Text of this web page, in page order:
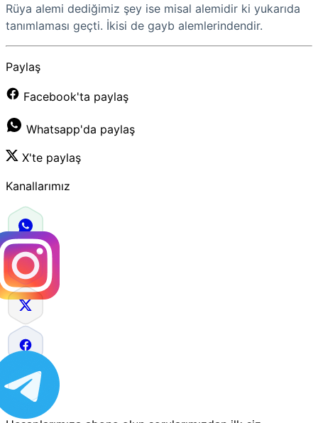
Rüya alemi dediğimiz şey ise misal alemidir ki yukarıda
tanımlaması geçti. İkisi de gayb alemlerindendir.
Paylaş
Facebook'ta paylaş
Whatsapp'da paylaş
X'te paylaş
Kanallarımız